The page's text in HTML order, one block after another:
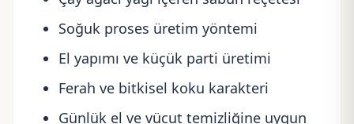
Soğuk proses üretim yöntemi
El yapımı ve küçük parti üretimi
Ferah ve bitkisel koku karakteri
Günlük el ve vücut temizliğine uygun